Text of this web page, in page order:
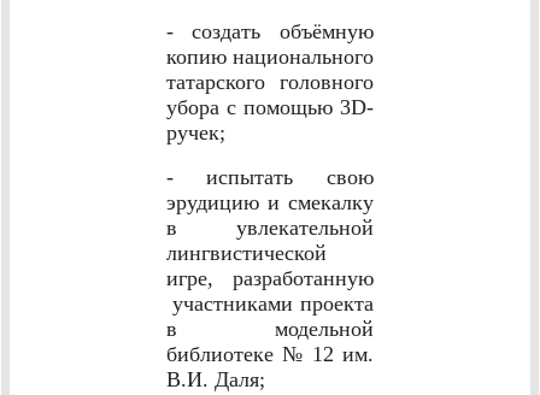
- создать объёмную
копию национального
татарского головного
убора с помощью 3D-
ручек;
- испытать свою
эрудицию и смекалку
в увлекательной
лингвистической
игре, разработанную
участниками проекта
в модельной
библиотеке № 12 им.
В.И. Даля;